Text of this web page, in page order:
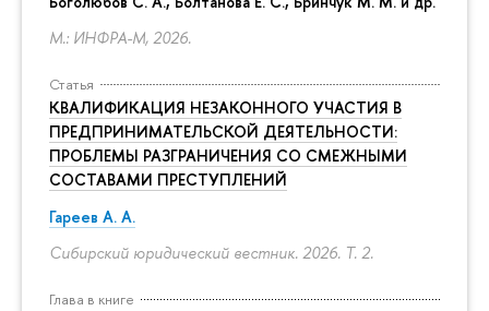
М.: ИНФРА-М, 2026.
Статья
КВАЛИФИКАЦИЯ НЕЗАКОННОГО УЧАСТИЯ В
ПРЕДПРИНИМАТЕЛЬСКОЙ ДЕЯТЕЛЬНОСТИ:
ПРОБЛЕМЫ РАЗГРАНИЧЕНИЯ СО СМЕЖНЫМИ
СОСТАВАМИ ПРЕСТУПЛЕНИЙ
Гареев А. А.
Сибирский юридический вестник. 2026. Т. 2.
Глава в книге